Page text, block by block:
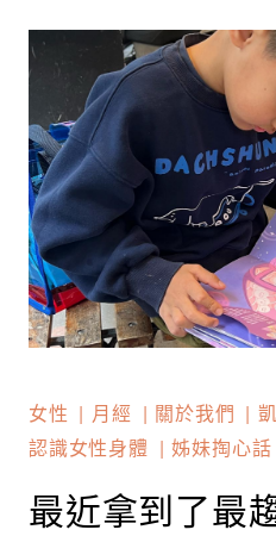
女性 月經 關於我們
認識女性身體
姊妹掏心話
最近拿到了最